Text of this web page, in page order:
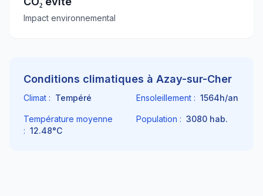
Impact environnemental
Conditions climatiques à Azay-sur-Cher
Climat : Tempéré Ensoleillement : 1564h/an
Température moyenne
: 12.48°C
Population : 3080 hab.